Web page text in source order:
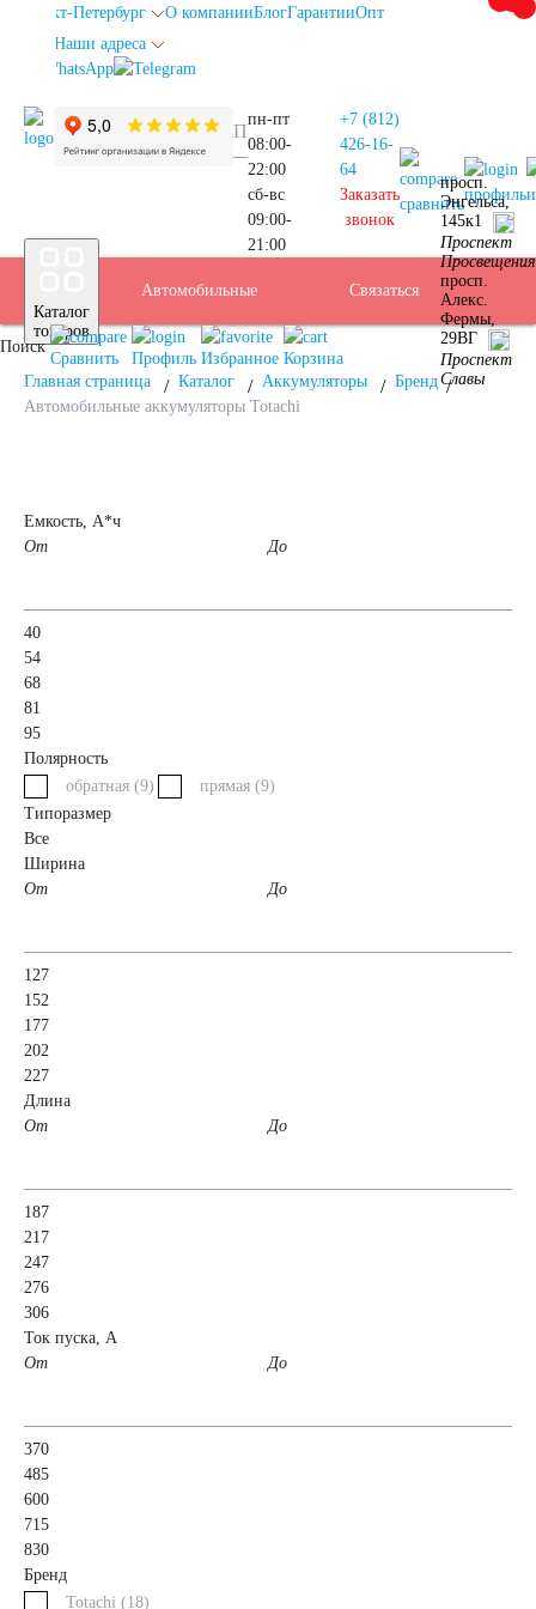
Санкт-Петербург О компанииБлогГарантииОпт
Наши адреса
пн-пт
08:00-
22:00
сб-вс
09:00-
21:00
+7 (812)
426-16-
64
Заказать
звонок
сравнить
профиль
Каталог
товаров
Автомобильные
аккумуляторы
82 84 85
Подбор
АКБ
Услуги
Бренды
Доставка
Оплата
Прием
Б/У
АКБ
Контакты
Связаться
Санкт-
Петербург
просп.
Энгельса,
145к1
Проспект
Просвещения
просп.
Алекс.
Фермы,
29ВГ
Проспект
Славы
Поиск
Сравнить Профиль Избранное Корзина
Главная страница
Каталог Аккумуляторы
Бренд
Автомобильные аккумуляторы Totachi
Емкость, А*ч
От
До
40
54
68
81
95
Полярность
обратная (9) прямая (9)
Типоразмер
Все
Ширина
От
До
127
152
177
202
227
Длина
От
До
187
217
247
276
306
Ток пуска, А
От
До
370
485
600
715
830
Бренд
Totachi (18)